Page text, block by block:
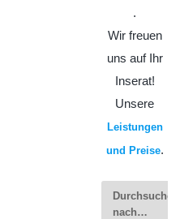
.
Wir freuen
uns auf Ihr
Inserat!
Unsere
Leistungen
und Preise.
Durchsuchen
nach…